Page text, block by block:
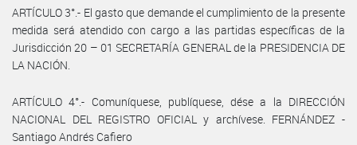
ARTÍCULO 3°.- El gasto que demande el cumplimiento de la presente
medida será atendido con cargo a las partidas específicas de la
Jurisdicción 20 – 01 SECRETARÍA GENERAL de la PRESIDENCIA DE
LA NACIÓN.
ARTÍCULO 4°.- Comuníquese, publíquese, dése a la DIRECCIÓN
NACIONAL DEL REGISTRO OFICIAL y archívese. FERNÁNDEZ -
Santiago Andrés Cafiero